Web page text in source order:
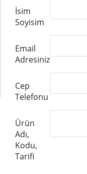
İsim
Soyisim
Email
Adresiniz
Cep
Telefonu
Ürün
Adı,
Kodu,
Tarifi